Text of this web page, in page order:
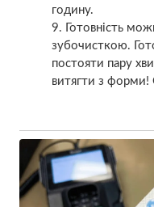
годину.
Готовність
зубочисткою.
постояти пару
витягти з форми!